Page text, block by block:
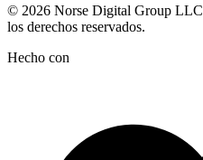
© 2026 Norse Digital Group LLC
los derechos reservados.
Hecho con